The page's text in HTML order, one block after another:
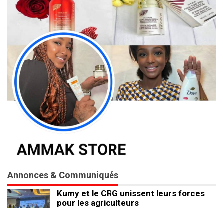
Annonces & Communiqués
Kumy et le CRG unissent leurs forces
pour les agriculteurs